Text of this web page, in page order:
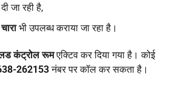
जा रही है,
भी उपलब्ध कराया जा रहा है।
कंट्रोल रूमएक्टिव कर दिया गया है। कोई
262153नंबर पर कॉल कर सकता है।